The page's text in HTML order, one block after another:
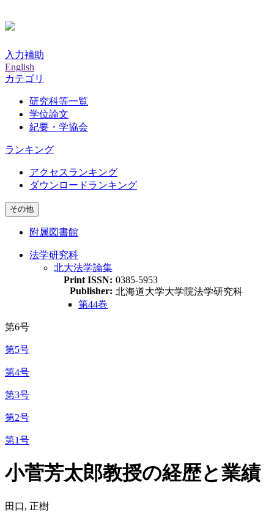
入力補助
English
カテゴリ
研究科等一覧
学位論文
紀要・学協会
ランキング
アクセスランキング
ダウンロードランキング
その他
附属図書館
法学研究科
北大法学論集
Print ISSN: 0385-5953
Publisher: 北海道大学大学院法学研究科
第44巻
第6号
第5号
第4号
第3号
第2号
第1号
小菅芳太郎教授の経歴と業績
田口, 正樹